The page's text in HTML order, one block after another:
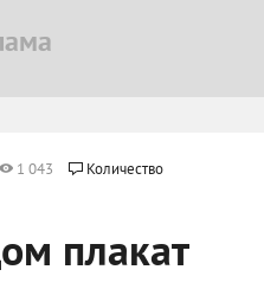
1 043
Количество
плакат